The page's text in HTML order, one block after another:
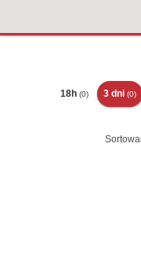
18h (0) 3 dni (0)